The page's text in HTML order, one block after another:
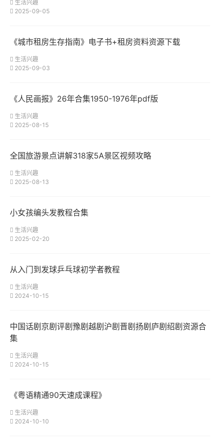
生活兴趣
2025-09-05
《城市租房生存指南》电子书+租房资料资源下载
生活兴趣
2025-09-03
《人民画报》26年合集1950-1976年pdf版
生活兴趣
2025-08-15
全国旅游景点讲解318家5A景区视频攻略
生活兴趣
2025-08-13
小女孩编头发教程合集
生活兴趣
2025-02-20
从入门到发球乒乓球初学者教程
生活兴趣
2024-10-15
中国话剧京剧评剧豫剧越剧沪剧晋剧扬剧庐剧绍剧资源合
集
生活兴趣
2024-10-15
《粤语精通90天速成课程》
生活兴趣
2024-10-10